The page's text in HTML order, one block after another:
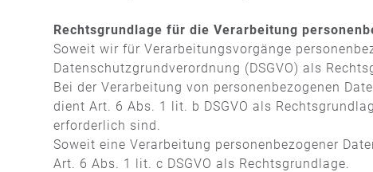
Rechtsgrundlage für die Verarbeitung
Soweit wir für Verarbeitungsvorgänge
Datenschutzgrundverordnung (DSGVO) als
Bei der Verarbeitung von personenbezogenen
dient Art. 6 Abs. 1 lit. b DSGVO als
erforderlich sind.
Soweit eine Verarbeitung personenbezogener
Art. 6 Abs. 1 lit. c DSGVO als Rechtsgrundlage.